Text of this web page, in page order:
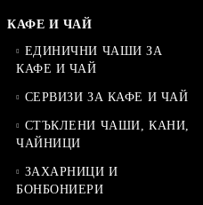
КАФЕ И ЧАЙ
ЕДИНИЧНИ ЧАШИ ЗА
КАФЕ И ЧАЙ
СЕРВИЗИ ЗА КАФЕ И ЧАЙ
СТЪКЛЕНИ ЧАШИ, КАНИ,
ЧАЙНИЦИ
ЗАХАРНИЦИ И
БОНБОНИЕРИ